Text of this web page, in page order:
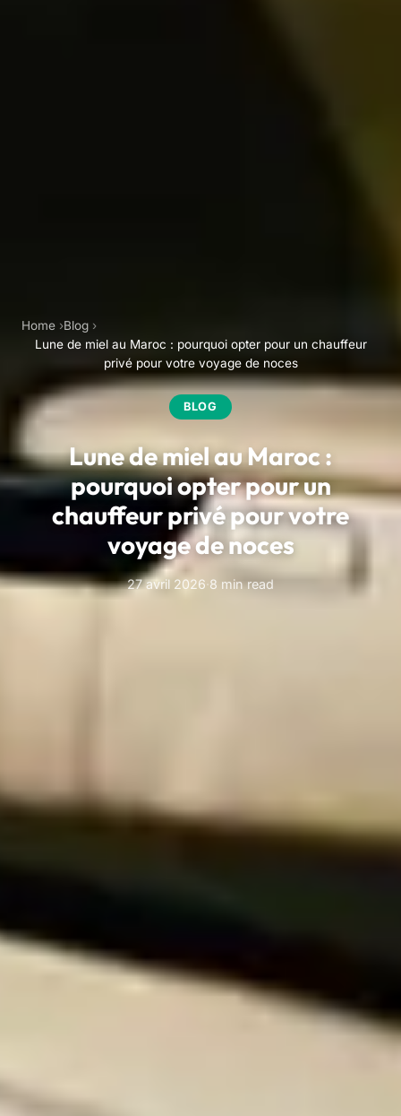
Home
Blog
Lune de miel au Maroc : pourquoi opter pour un chauffeur
privé pour votre voyage de noces
BLOG
Lune de miel au Maroc :
pourquoi opter pour un
chauffeur privé pour votre
voyage de noces
27 avril 2026·8 min read